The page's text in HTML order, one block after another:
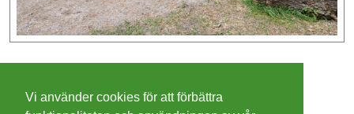
Vi använder cookies för att förbättra